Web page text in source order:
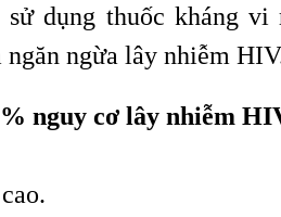
sử dụng thuốc kháng
ngăn ngừa lây nhiễm
nguy cơ lây nhiễm